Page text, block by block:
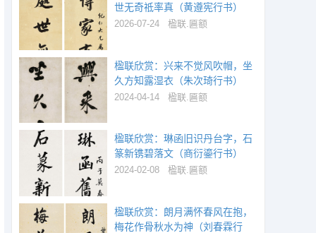
世无奇祗率真（黄遵宪行书）
2026-07-24 楹联.匾额
楹联欣赏：兴来不觉风吹帽，坐
久方知露湿衣（朱次琦行书）
2024-04-14 楹联.匾额
楹联欣赏：琳函旧识丹台字，石
篆新镌碧落文（商衍鎏行书）
2024-02-08 楹联.匾额
楹联欣赏：朗月满怀春风在抱，
梅花作骨秋水为神（刘春霖行